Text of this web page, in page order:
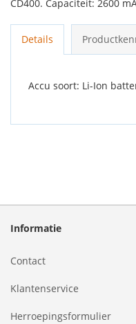
CD400. Capaciteit: 2600
Details
Accu soort: Li-Ion
Informatie
Contact
Klantenservice
Herroepingsformulier